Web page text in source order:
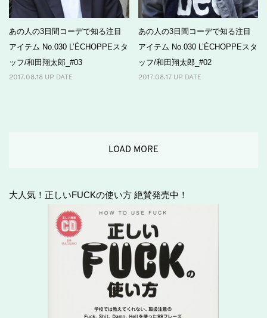
あの人の3日間コーデで知る注目
アイテム No.030 L’ÉCHOPPEスタ
ッフ/和田翔太郎_#03
2017.08.18 UP DATE
あの人の3日間コーデで知る注目
アイテム No.030 L’ÉCHOPPEスタ
ッフ/和田翔太郎_#02
2017.08.17 UP DATE
LOAD MORE
大人気！正しいFUCKの使い方 絶賛発売中！